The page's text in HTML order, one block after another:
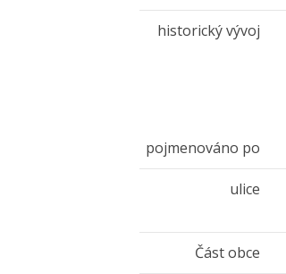
historický vývoj
pojmenováno po
ulice
Část obce